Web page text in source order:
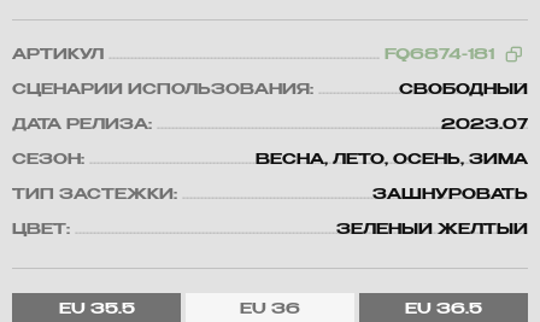
АРТИКУЛ FQ6874-181
СЦЕНАРИЙ ИСПОЛЬЗОВАНИЯ: СВОБОДНЫЙ
ДАТА РЕЛИЗА: 2023.07
СЕЗОН: ВЕСНА, ЛЕТО, ОСЕНЬ, ЗИМА
ТИП ЗАСТЕЖКИ: ЗАШНУРОВАТЬ
ЦВЕТ: ЗЕЛЕНЫЙ ЖЕЛТЫЙ
EU35.5 EU 36 EU 36.5